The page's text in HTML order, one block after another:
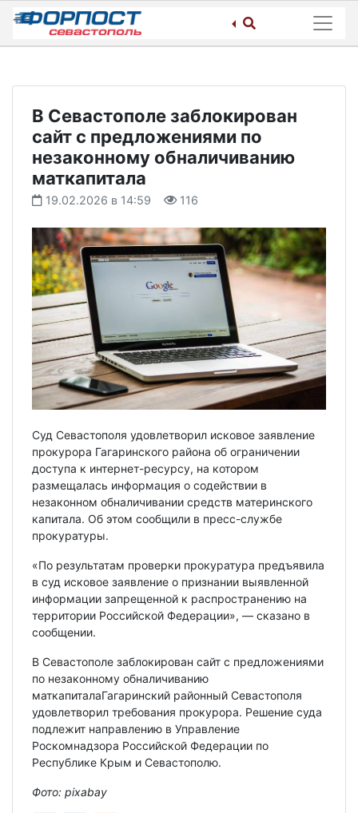
Skip
content
В Севастополе заблокирован
сайт с предложениями по
незаконному обналичиванию
маткапитала
19.02.2026 в 14:59 116
Суд Севастополя удовлетворил исковое заявление
прокурора Гагаринского района об ограничении
доступа к интернет-ресурсу, на котором
размещалась информация о содействии в
незаконном обналичивании средств материнского
капитала. Об этом сообщили в пресс-службе
прокуратуры.
«По результатам проверки прокуратура предъявила
в суд исковое заявление о признании выявленной
информации запрещенной к распространению на
территории Российской Федерации», — сказано в
сообщении.
В Севастополе заблокирован сайт с предложениями
по незаконному обналичиванию
маткапиталаГагаринский районный Севастополя
удовлетворил требования прокурора. Решение суда
подлежит направлению в Управление
Роскомнадзора Российской Федерации по
Республике Крым и Севастополю.
Фото: pixabay